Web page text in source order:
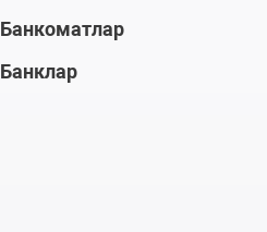
Банкоматлар
Банклар